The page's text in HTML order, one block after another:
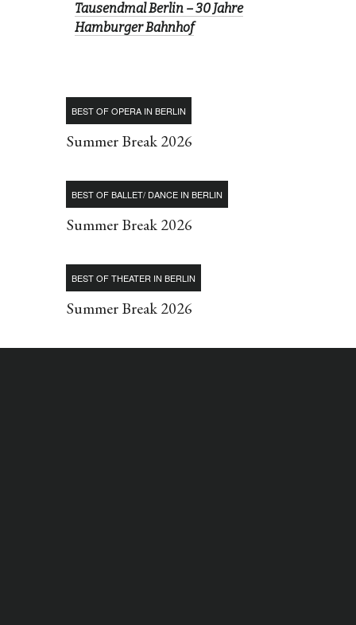
Tausendmal Berlin – 30 Jahre
Hamburger Bahnhof
BEST OF OPERA IN BERLIN
Summer Break 2026
BEST OF BALLET/ DANCE IN BERLIN
Summer Break 2026
BEST OF THEATER IN BERLIN
Summer Break 2026